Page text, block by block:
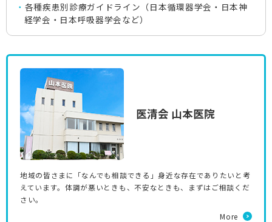
各種疾患別診療ガイドライン（日本循環器学会・日本神
経学会・日本呼吸器学会など）
医清会 山本医院
地域の皆さまに「なんでも相談できる」身近な存在でありたいと考
えています。体調が悪いときも、不安なときも、まずはご相談くだ
さい。
More